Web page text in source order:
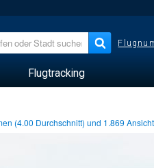
Flugtracking
(4.00 Durchschnitt) und 1.869